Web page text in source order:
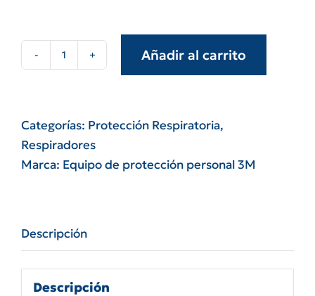
Respirador
n95
para
polvos
cantidad
Añadir al carrito
Categorías: Protección Respiratoria,
Respiradores
Marca: Equipo de protección personal 3M
Descripción
Descripción